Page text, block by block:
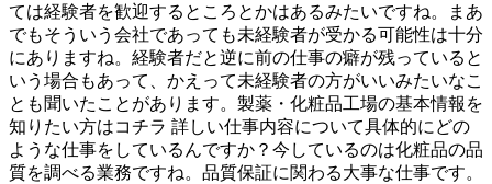
ては経験者を歓迎するところとかはあるみたいですね。まあ
でもそういう会社であっても未経験者が受かる可能性は十分
にありますね。経験者だと逆に前の仕事の癖が残っていると
いう場合もあって、かえって未経験者の方がいいみたいなこ
とも聞いたことがあります。製薬・化粧品工場の基本情報を
知りたい方はコチラ 詳しい仕事内容について具体的にどの
ような仕事をしているんですか？今しているのは化粧品の品
質を調べる業務ですね。品質保証に関わる大事な仕事です。